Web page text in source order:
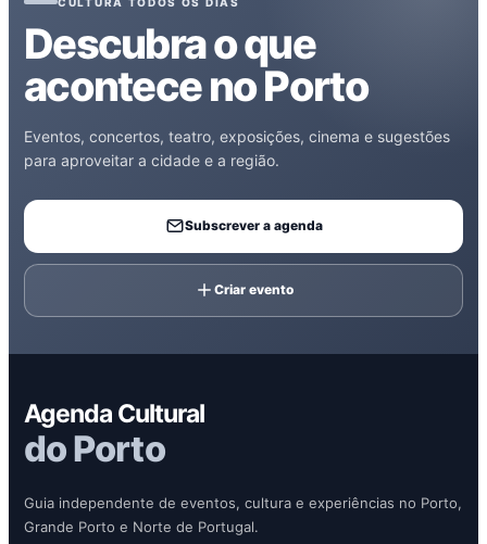
Descubra o que
acontece no Porto
Eventos, concertos, teatro, exposições, cinema e sugestões
para aproveitar a cidade e a região.
Subscrever a agenda
Criar evento
Agenda Cultural
do Porto
Guia independente de eventos, cultura e experiências no Porto,
Grande Porto e Norte de Portugal.